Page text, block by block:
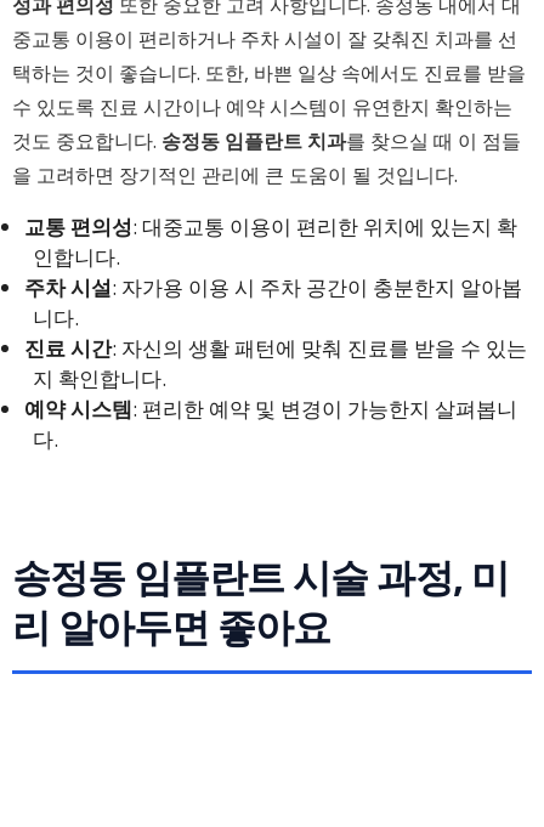
중교통 이용이 편리하거나 주차 시설이 잘 갖춰진 치과를 선
택하는 것이 좋습니다. 또한, 바쁜 일상 속에서도 진료를 받을
수 있도록 진료 시간이나 예약 시스템이 유연한지 확인하는
것도 중요합니다. 송정동 임플란트 치과를 찾으실 때 이 점들
을 고려하면 장기적인 관리에 큰 도움이 될 것입니다.
교통 편의성: 대중교통 이용이 편리한 위치에 있는지 확
인합니다.
주차 시설: 자가용 이용 시 주차 공간이 충분한지 알아봅
니다.
진료 시간: 자신의 생활 패턴에 맞춰 진료를 받을 수 있는
지 확인합니다.
예약 시스템: 편리한 예약 및 변경이 가능한지 살펴봅니
다.
송정동 임플란트 시술 과정, 미
리 알아두면 좋아요